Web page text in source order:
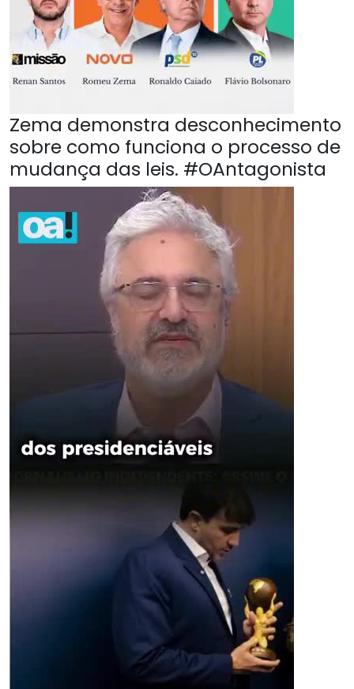
Zema demonstra desconhecimento
sobre como funciona o processo de
mudança das leis. #OAntagonista